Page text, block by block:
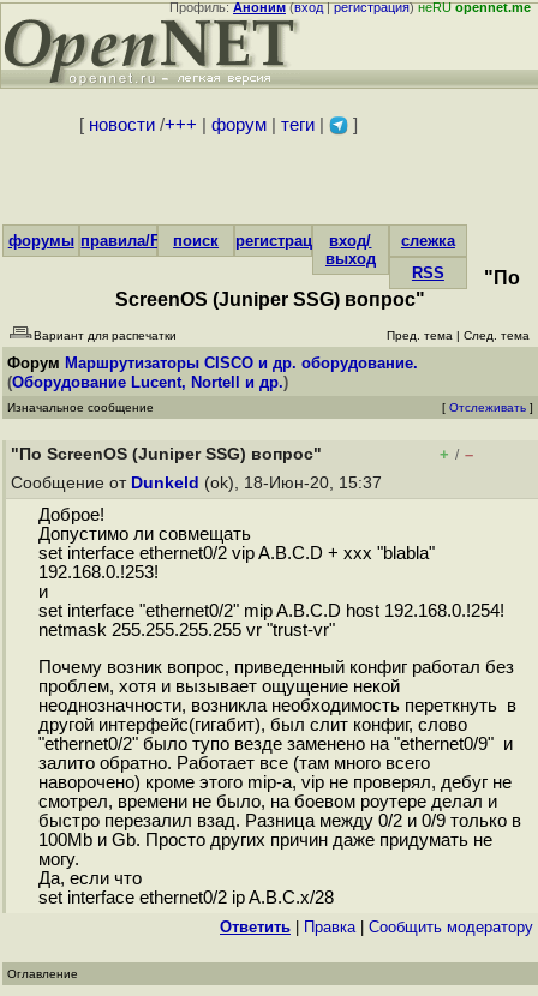
Профиль:Аноним(вход|регистрация)неRUopennet.me
[ новости/+++ форум| теги| ]
форумы правила/FAQпоиск регистрациявход/
выход
слежка
RSS
"По
ScreenOS (Juniper SSG) вопрос"
Вариант для распечатки Пред. тема | След. тема
Форум Маршрутизаторы CISCO и др. оборудование.
(Оборудование Lucent, Nortell и др.)
Изначальное сообщение [ Отслеживать ]
"По ScreenOS (Juniper SSG) вопрос" + / –
Сообщение от Dunkeld (ok), 18-Июн-20, 15:37
Доброе!
Допустимо ли совмещать
set interface ethernet0/2 vip A.B.C.D + xxx "blabla"
192.168.0.!253!
и
set interface "ethernet0/2" mip A.B.C.D host 192.168.0.!254!
netmask 255.255.255.255 vr "trust-vr"
Почему возник вопрос, приведенный конфиг работал без
проблем, хотя и вызывает ощущение некой
неоднозначности, возникла необходимость переткнуть в
другой интерфейс(гигабит), был слит конфиг, слово
"ethernet0/2" было тупо везде заменено на "ethernet0/9" и
залито обратно. Работает все (там много всего
наворочено) кроме этого mip-a, vip не проверял, дебуг не
смотрел, времени не было, на боевом роутере делал и
быстро перезалил взад. Разница между 0/2 и 0/9 только в
100Mb и Gb. Просто других причин даже придумать не
могу.
Да, если что
set interface ethernet0/2 ip A.B.C.x/28
Ответить Правка| Cообщить модератору
Оглавление